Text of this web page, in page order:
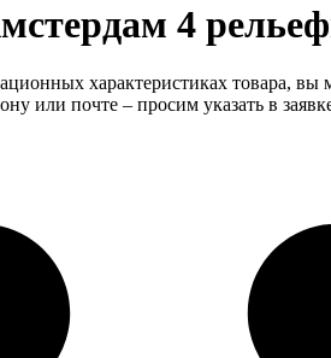
4
характеристиках товара, вы
или почте – просим указать в